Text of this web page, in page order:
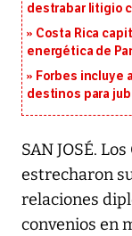
destrabar litigio
Costa Rica
energética de
Forbes incluye
destinos para
SAN JOSÉ.
estrecharon
relaciones
convenios en